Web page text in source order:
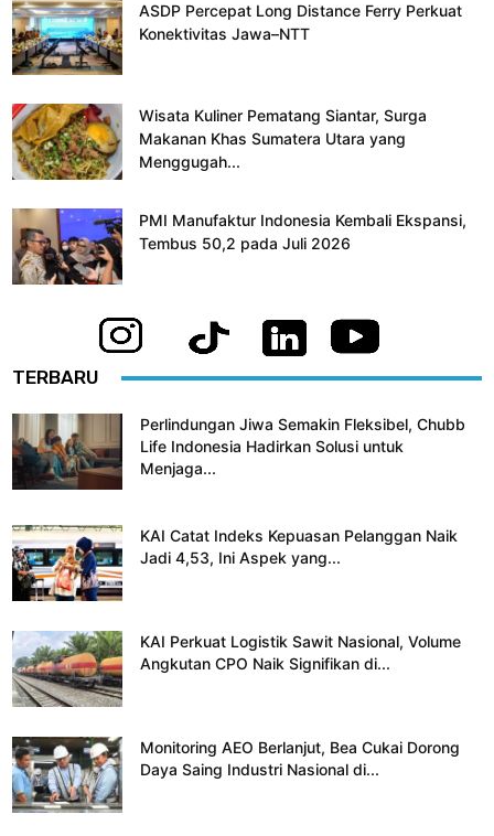
ASDP Percepat Long Distance Ferry Perkuat
Konektivitas Jawa–NTT
Wisata Kuliner Pematang Siantar, Surga
Makanan Khas Sumatera Utara yang
Menggugah...
PMI Manufaktur Indonesia Kembali Ekspansi,
Tembus 50,2 pada Juli 2026
TERBARU
Perlindungan Jiwa Semakin Fleksibel, Chubb
Life Indonesia Hadirkan Solusi untuk
Menjaga...
KAI Catat Indeks Kepuasan Pelanggan Naik
Jadi 4,53, Ini Aspek yang...
KAI Perkuat Logistik Sawit Nasional, Volume
Angkutan CPO Naik Signifikan di...
Monitoring AEO Berlanjut, Bea Cukai Dorong
Daya Saing Industri Nasional di...